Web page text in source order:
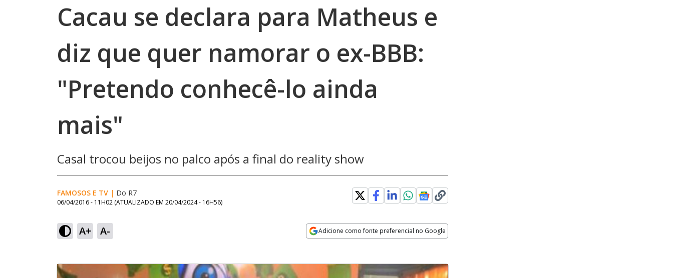
Cacau se declara para Matheus e
diz que quer namorar o ex-BBB:
"Pretendo conhecê-lo ainda
mais"
Casal trocou beijos no palco após a final do reality show
FAMOSOS E TV | Do R7
06/04/2016 - 11H02 (ATUALIZADO EM 20/04/2024 - 16H56)
A+ A- Adicione como fonte preferencial no Google